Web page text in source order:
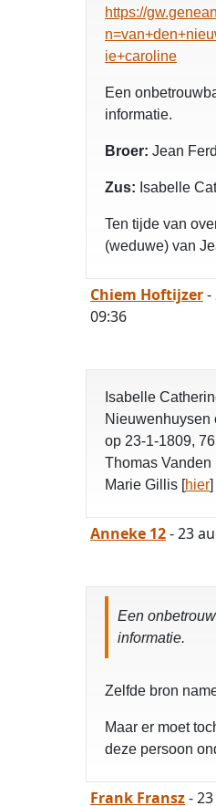
https://
ie+caroline
Een
informatie.
Broer: Jean
Zus: Isabelle
Ten tijde van
(weduwe) van
Chiem Hoftijzer-
09:36
Isabelle
Nieuwenhuysen
op 23-1-1809,
Thomas
Marie Gillis [hier]
Anneke 12- 23
Een
informatie.
Zelfde bron
Maar er moet
deze persoon
Frank Fransz-